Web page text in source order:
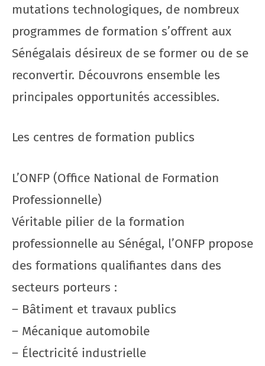
mutations technologiques, de nombreux
programmes de formation s’offrent aux
Sénégalais désireux de se former ou de se
reconvertir. Découvrons ensemble les
principales opportunités accessibles.
Les centres de formation publics
L’ONFP (Office National de Formation
Professionnelle)
Véritable pilier de la formation
professionnelle au Sénégal, l’ONFP propose
des formations qualifiantes dans des
secteurs porteurs :
– Bâtiment et travaux publics
– Mécanique automobile
– Électricité industrielle